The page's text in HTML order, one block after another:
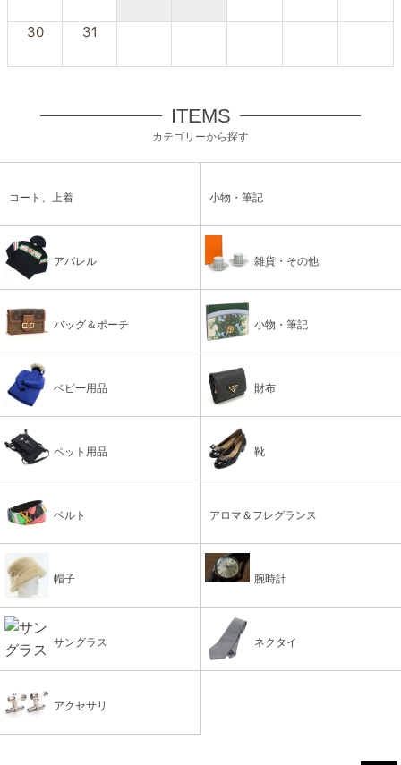
30 31
ITEMS
カテゴリーから探す
コート、上着 小物・筆記
アパレル 雑貨・その他
バッグ＆ポーチ 小物・筆記
ベビー用品 財布
ペット用品 靴
ベルト アロマ＆フレグランス
帽子 腕時計
サングラス ネクタイ
アクセサリ